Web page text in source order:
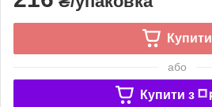
Купити
або
Купити з